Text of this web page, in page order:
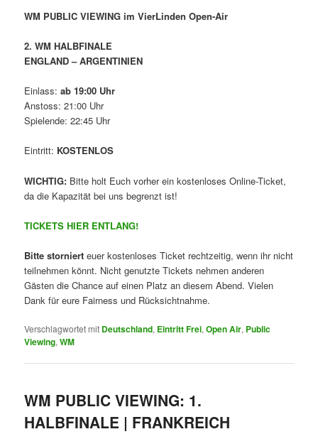
WM PUBLIC VIEWING im VierLinden Open-Air
2. WM HALBFINALE
ENGLAND – ARGENTINIEN
Einlass:ab 19:00 Uhr
Anstoss: 21:00 Uhr
Spielende: 22:45 Uhr
Eintritt: KOSTENLOS
WICHTIG: Bitte holt Euch vorher ein kostenloses Online-Ticket,
da die Kapazität bei uns begrenzt ist!
TICKETS HIER ENTLANG!
Bitte storniert euer kostenloses Ticket rechtzeitig, wenn ihr nicht
teilnehmen könnt. Nicht genutzte Tickets nehmen anderen
Gästen die Chance auf einen Platz an diesem Abend. Vielen
Dank für eure Fairness und Rücksichtnahme.
Verschlagwortet mit Deutschland, Eintritt Frei,Open Air, Public
Viewing,WM
WM PUBLIC VIEWING: 1.
HALBFINALE | FRANKREICH